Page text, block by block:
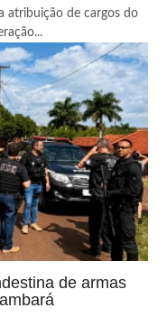
atribuição de cargos do
de armas